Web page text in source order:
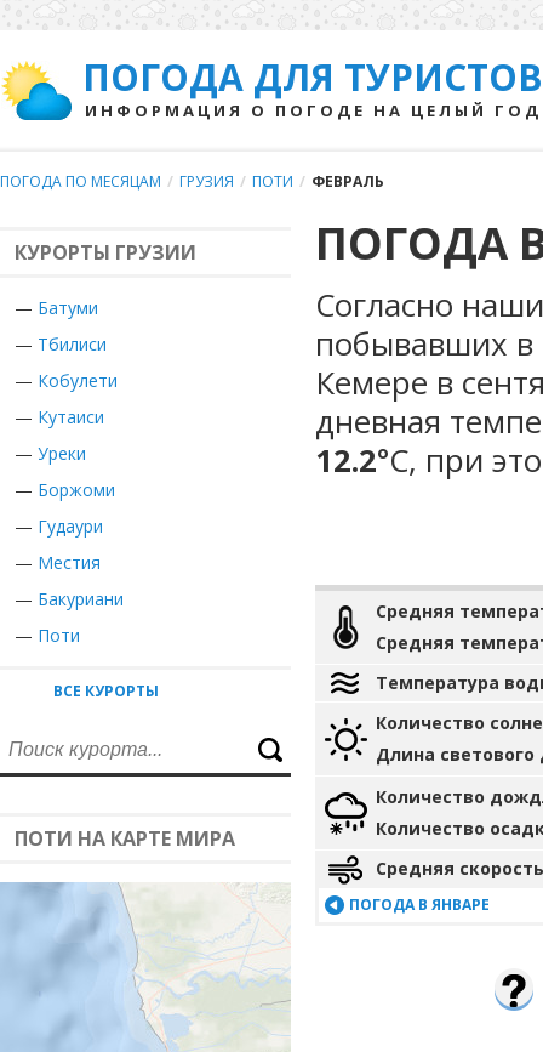
ПОГОДА ДЛЯ ТУРИСТОВ
ИНФОРМАЦИЯ О ПОГОДЕ НА ЦЕЛЫЙ ГОД
ПОГОДА ПО МЕСЯЦАМ / ГРУЗИЯ / ПОТИ / ФЕВРАЛЬ
КУРОРТЫ ГРУЗИИ
— Батуми
— Тбилиси
— Кобулети
— Кутаиси
— Уреки
— Боржоми
— Гудаури
— Местия
— Бакуриани
— Поти
ВСЕ КУРОРТЫ
ПОТИ НА КАРТЕ МИРА
ПОГОДА
Согласно
побывавших в
Кемере в
дневная
12.2°С, при
Средняя
Средняя
Температура
Количество
Длина светового
Количество
Количество
Средняя
ПОГОДА В ЯНВАРЕ